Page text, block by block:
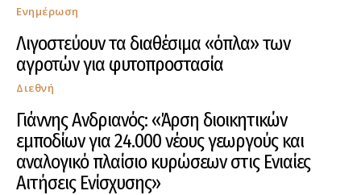
Ενημέρωση
Λιγοστεύουν τα διαθέσιμα «όπλα» των
αγροτών για φυτοπροστασία
Διεθνή
Γιάννης Ανδριανός: «Άρση διοικητικών
εμποδίων για 24.000 νέους γεωργούς και
αναλογικό πλαίσιο κυρώσεων στις Ενιαίες
Αιτήσεις Ενίσχυσης»